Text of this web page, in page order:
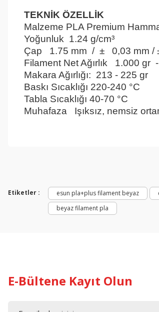
TEKNİK ÖZELLİK
Malzeme PLA Premium
Yoğunluk 1.24 g/cm³
Çap 1.75 mm / ± 0,03 mm /
Filament Net Ağırlık 1.000 gr
Makara Ağırlığı: 213 - 225 gr
Baskı Sıcaklığı 220-240 °C
Tabla Sıcaklığı 40-70 °C
Muhafaza Işıksız, nemsiz
Ürün açıklamasında eksik bilgiler
Ürün bilgilerinde hatalar bulunuyor.
Ürün fiyatı diğer sitelerden daha pahalı.
Etiketler : esun pla+plus filament beyaz
beyaz filament pla
E-Bültene Kayıt Olun